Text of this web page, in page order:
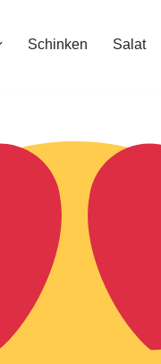
Schinken Salat